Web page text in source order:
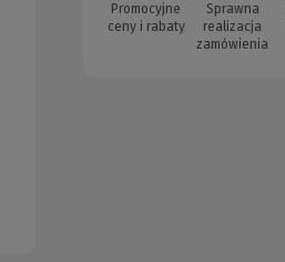
Promocyjne
ceny i rabaty
Sprawna
realizacja
zamówienia